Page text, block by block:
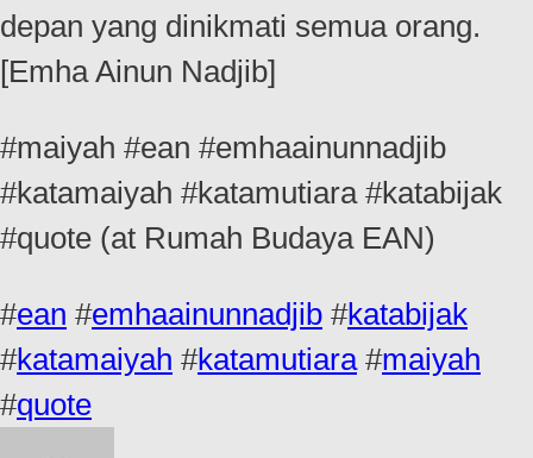
depan yang dinikmati semua orang.
[Emha Ainun Nadjib]
#maiyah #ean #emhaainunnadjib
#katamaiyah #katamutiara #katabijak
#quote (at Rumah Budaya EAN)
#ean #emhaainunnadjib #katabijak
#katamaiyah #katamutiara #maiyah
#quote